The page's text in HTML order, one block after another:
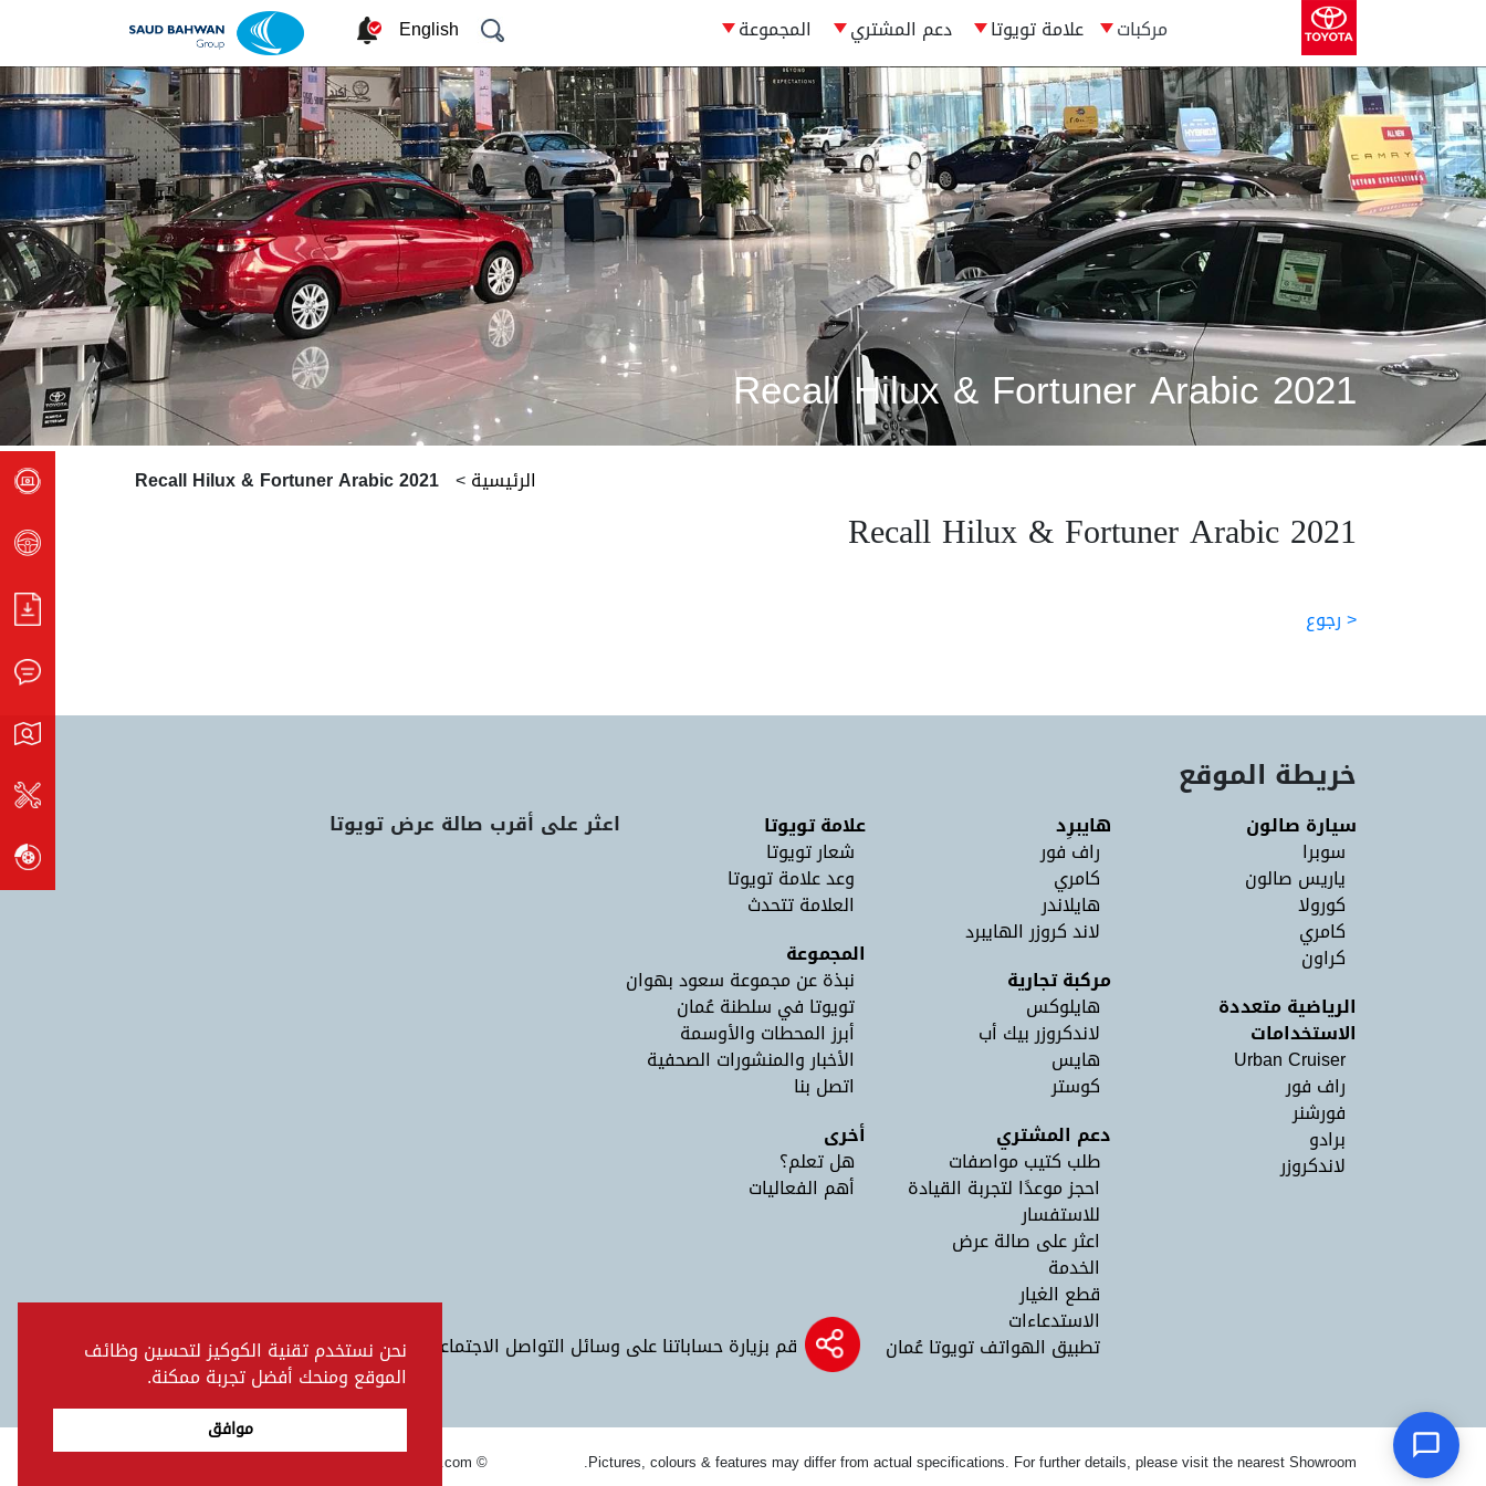
نحن نستخدم تقنية الكوكيز لتحسين وظائف
الموقع ومنحك أفضل تجربة ممكنة.
موافق
مركبات علامة تويوتا دعم المشتري المجموعة English
Recall Hilux & Fortuner Arabic 2021
الرئيسية>
Recall Hilux & Fortuner Arabic 2021
Recall Hilux & Fortuner Arabic 2021
< رجوع
خريطة الموقع
سيارة صالون
سوبرا
ياريس صالون
كورولا
كامري
كراون
الرياضية متعددة
الاستخدامات
Urban Cruiser
راف فور
فورشنر
برادو
لاندكروزر
هايبرِد
راف فور
كامري
هايلاندر
لاند كروزر الهايبرد
مركبة تجارية
هايلوكس
لاندكروزر بيك أب
هايس
كوستر
دعم المشتري
طلب كتيب مواصفات
احجز موعدًا لتجربة القيادة
للاستفسار
اعثر على صالة عرض
الخدمة
قطع الغيار
الاستدعاءات
تطبيق الهواتف تويوتا عُمان
علامة تويوتا
شعار تويوتا
وعد علامة تويوتا
العلامة تتحدث
المجموعة
نبذة عن مجموعة سعود بهوان
تويوتا في سلطنة عُمان
أبرز المحطات والأوسمة
الأخبار والمنشورات الصحفية
اتصل بنا
أخرى
هل تعلم؟
أهم الفعاليات
اعثر على أقرب صالة عرض تويوتا
قم بزيارة حساباتنا على وسائل التواصل الاجتماعي
Pictures, colours & features may differ from actual specifications. For further details, please visit the nearest Showroom.
© www.toyotaoman.com |